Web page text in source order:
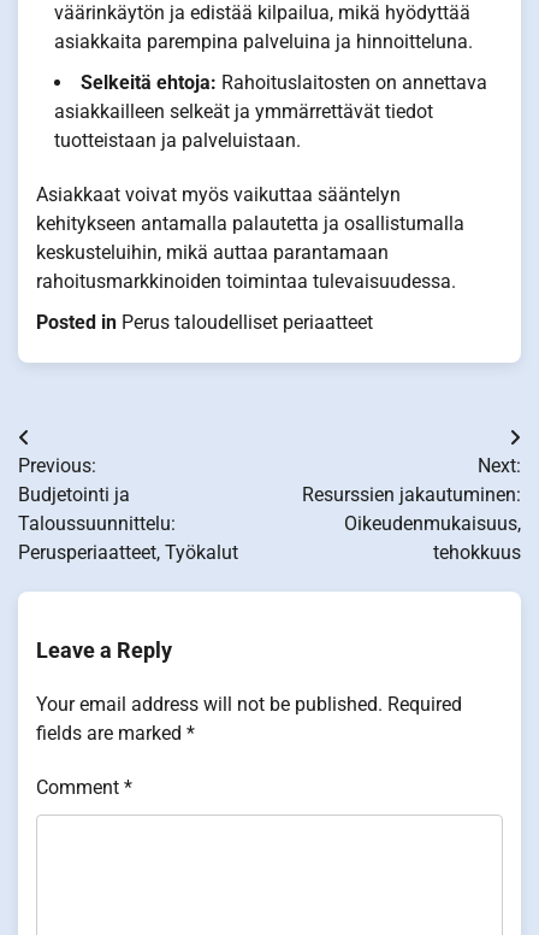
väärinkäytön ja edistää kilpailua, mikä hyödyttää
asiakkaita parempina palveluina ja hinnoitteluna.
Selkeitä ehtoja: Rahoituslaitosten on annettava
asiakkailleen selkeät ja ymmärrettävät tiedot
tuotteistaan ja palveluistaan.
Asiakkaat voivat myös vaikuttaa sääntelyn
kehitykseen antamalla palautetta ja osallistumalla
keskusteluihin, mikä auttaa parantamaan
rahoitusmarkkinoiden toimintaa tulevaisuudessa.
Posted in Perus taloudelliset periaatteet
Post
navigation
Previous:
Budjetointi ja
Taloussuunnittelu:
Perusperiaatteet, Työkalut
Next:
Resurssien jakautuminen:
Oikeudenmukaisuus,
tehokkuus
Leave a Reply
Your email address will not be published. Required
fields are marked *
Comment *